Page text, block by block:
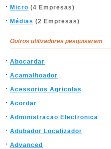
Micro (4 Empresas)
Médias (2 Empresas)
Outros utilizadores pesquisaram
Abocardar
Acamalhoador
Acessorios Agricolas
Acordar
Administracao Electronica
Adubador Localizador
Advanced